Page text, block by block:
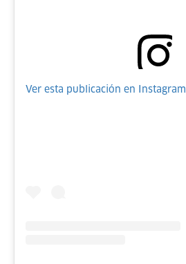
Ver esta publicación en Instagram